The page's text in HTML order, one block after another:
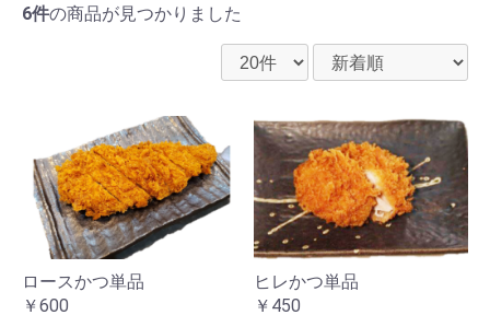
6件の商品が見つかりました
ロースかつ単品
￥600
ヒレかつ単品
￥450